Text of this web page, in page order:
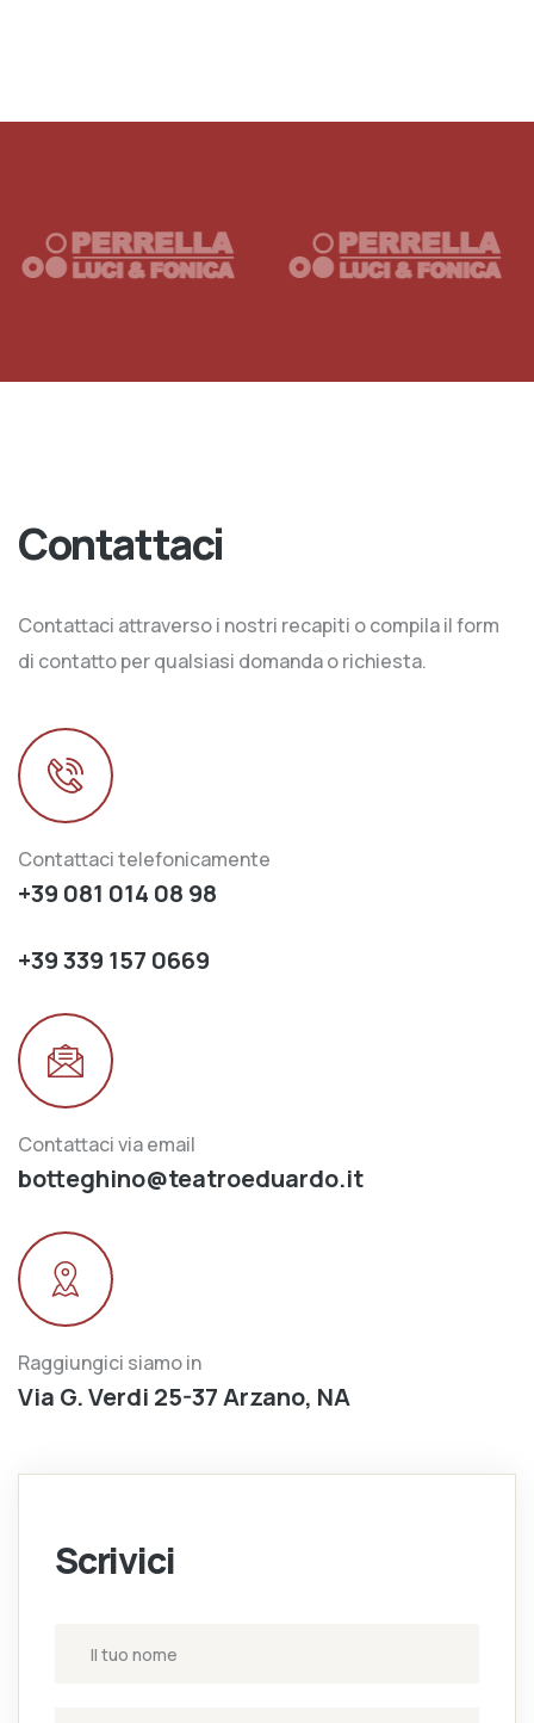
Contattaci
Contattaci attraverso i nostri recapiti o compila il form
di contatto per qualsiasi domanda o richiesta.
Contattaci telefonicamente
+39 081 014 08 98
+39 339 157 0669
Contattaci via email
botteghino@teatroeduardo.it
Raggiungici siamo in
Via G. Verdi 25-37 Arzano, NA
Scrivici